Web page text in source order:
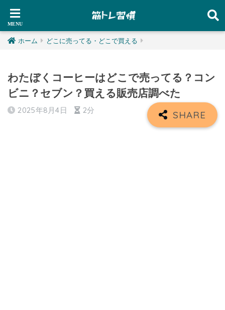
ホーム どこに売ってる・どこで買える
わたぼくコーヒーはどこで売ってる？コン
ビニ？セブン？買える販売店調べた
2025年8月4日 2分